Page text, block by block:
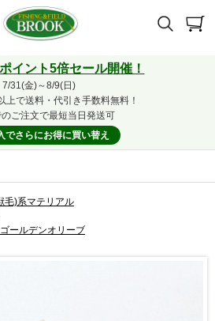
イント5倍セール開催！
7/31(金)～8/9(日)
上で送料・代引き手数料無料！
ご注文で最短当日発送可
でさらにお得に買い替え
毛)系マテリアル
ールデンオリーブ